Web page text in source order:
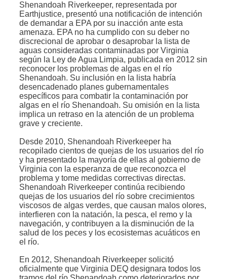
Shenandoah Riverkeeper, representada por
Earthjustice, presentó una notificación de intención
de demandar a EPA por su inacción ante esta
amenaza. EPA no ha cumplido con su deber no
discrecional de aprobar o desaprobar la lista de
aguas consideradas contaminadas por Virginia
según la Ley de Agua Limpia, publicada en 2012 sin
reconocer los problemas de algas en el río
Shenandoah. Su inclusión en la lista habría
desencadenado planes gubernamentales
específicos para combatir la contaminación por
algas en el río Shenandoah. Su omisión en la lista
implica un retraso en la atención de un problema
grave y creciente.
Desde 2010, Shenandoah Riverkeeper ha
recopilado cientos de quejas de los usuarios del río
y ha presentado la mayoría de ellas al gobierno de
Virginia con la esperanza de que reconozca el
problema y tome medidas correctivas directas.
Shenandoah Riverkeeper continúa recibiendo
quejas de los usuarios del río sobre crecimientos
viscosos de algas verdes, que causan malos olores,
interfieren con la natación, la pesca, el remo y la
navegación, y contribuyen a la disminución de la
salud de los peces y los ecosistemas acuáticos en
el río.
En 2012, Shenandoah Riverkeeper solicitó
oficialmente que Virginia DEQ designara todos los